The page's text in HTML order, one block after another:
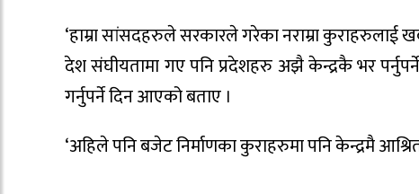
‘हाम्रा सांसदहरुले सरकारले गरेका नराम्रा कुराहरुलाई
देश संघीयतामा गए पनि प्रदेशहरु अझै केन्द्रकै भर
गर्नुपर्ने दिन आएको बताए ।
‘अहिले पनि बजेट निर्माणका कुराहरुमा पनि केन्द्रमै